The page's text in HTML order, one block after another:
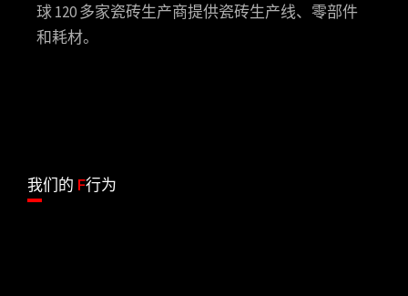
球 120 多家瓷砖生产商提供瓷砖生产线、零部件
和耗材。
我们的 F行为